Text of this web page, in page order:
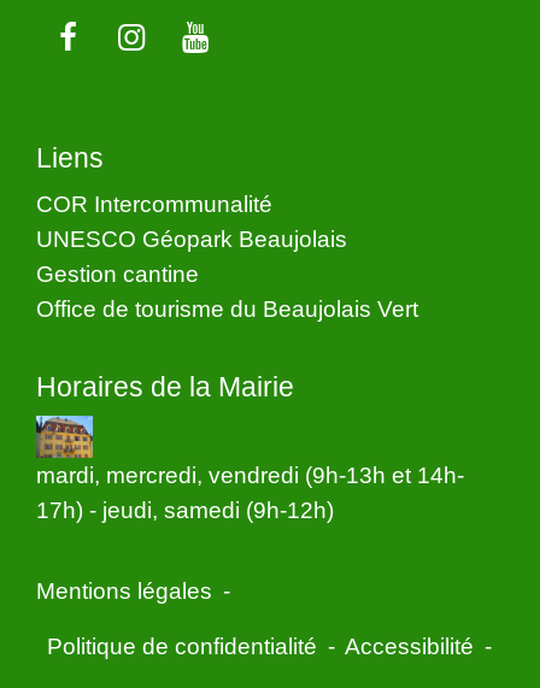
Liens
COR Intercommunalité
UNESCO Géopark Beaujolais
Gestion cantine
Office de tourisme du Beaujolais Vert
Horaires de la Mairie
mardi, mercredi, vendredi (9h-13h et 14h-
17h) - jeudi, samedi (9h-12h)
Mentions légales -
Politique de confidentialité - Accessibilité -